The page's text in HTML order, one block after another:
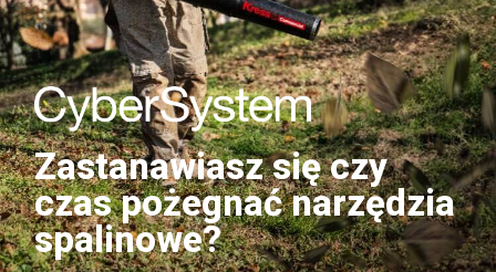
Zastanawiasz się czy
czas pożegnać narzędzia
spalinowe?